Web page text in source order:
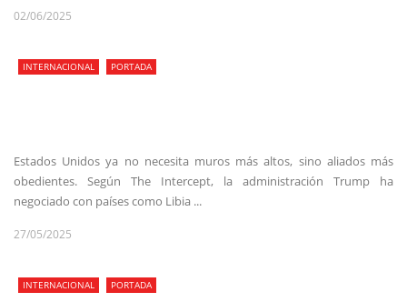
02/06/2025
INTERNACIONAL PORTADA
Estados Unidos ya no necesita muros más altos, sino aliados más
obedientes. Según The Intercept, la administración Trump ha
negociado con países como Libia ...
27/05/2025
INTERNACIONAL PORTADA